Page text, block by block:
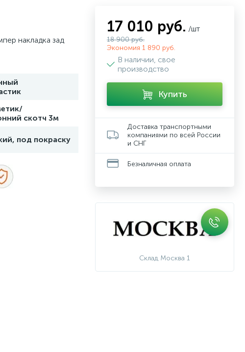
накладка зад
скотч 3м
под покраску
17 010 руб. /шт
18 900 руб.
Экономия 1 890 руб.
В наличии, свое
производство
Купить
Доставка транспортными
компаниями по всей России
и СНГ
Безналичная оплата
Склад Москва 1